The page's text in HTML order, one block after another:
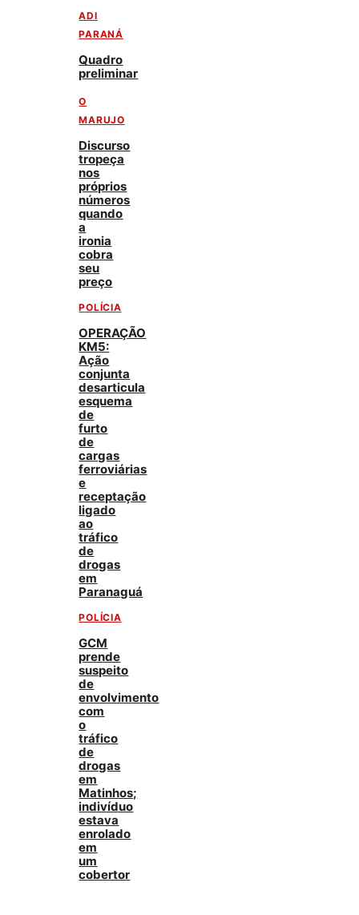
ADI
PARANÁ
Quadro
preliminar
O
MARUJO
Discurso
tropeça
nos
próprios
números
quando
a
ironia
cobra
seu
preço
POLÍCIA
OPERAÇÃO
KM5:
Ação
conjunta
desarticula
esquema
de
furto
de
cargas
ferroviárias
e
receptação
ligado
ao
tráfico
de
drogas
em
Paranaguá
POLÍCIA
GCM
prende
suspeito
de
envolvimento
com
o
tráfico
de
drogas
em
Matinhos;
indivíduo
estava
enrolado
em
um
cobertor